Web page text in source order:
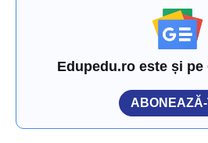
Edupedu.ro este și pe